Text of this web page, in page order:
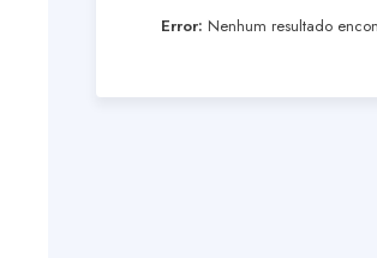
Error: Nenhum resultado